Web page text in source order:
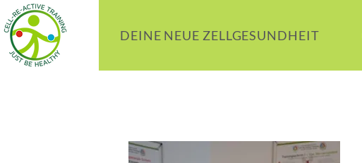
DEINE NEUE ZELLGESUNDHEIT